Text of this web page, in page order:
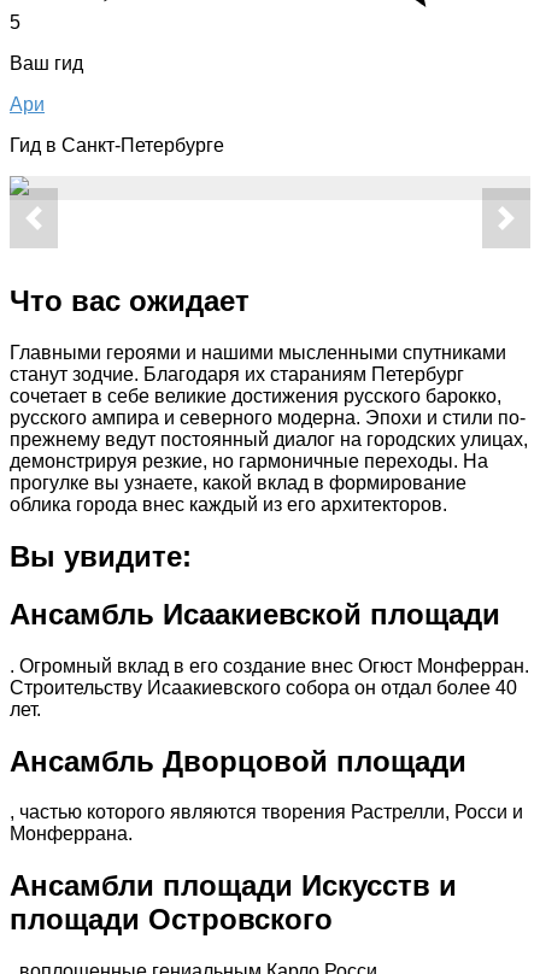
5
Ваш гид
Ари
Гид в Санкт-Петербурге
Что вас ожидает
Главными героями и нашими мысленными спутниками
станут зодчие. Благодаря их стараниям Петербург
сочетает в себе великие достижения русского барокко,
русского ампира и северного модерна. Эпохи и стили по-
прежнему ведут постоянный диалог на городских улицах,
демонстрируя резкие, но гармоничные переходы. На
прогулке вы узнаете, какой вклад в формирование
облика города внес каждый из его архитекторов.
Вы увидите:
Ансамбль Исаакиевской площади
. Огромный вклад в его создание внес Огюст Монферран.
Строительству Исаакиевского собора он отдал более 40
лет.
Ансамбль Дворцовой площади
, частью которого являются творения Растрелли, Росси и
Монферрана.
Ансамбли площади Искусств и
площади Островского